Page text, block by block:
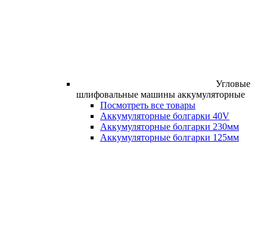
Угловые
шлифовальные машины аккумуляторные
Посмотреть все товары
Аккумуляторные болгарки 40V
Аккумуляторные болгарки 230мм
Аккумуляторные болгарки 125мм